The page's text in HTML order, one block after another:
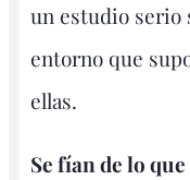
un estudio serio
entorno que
ellas.
Se fían de lo